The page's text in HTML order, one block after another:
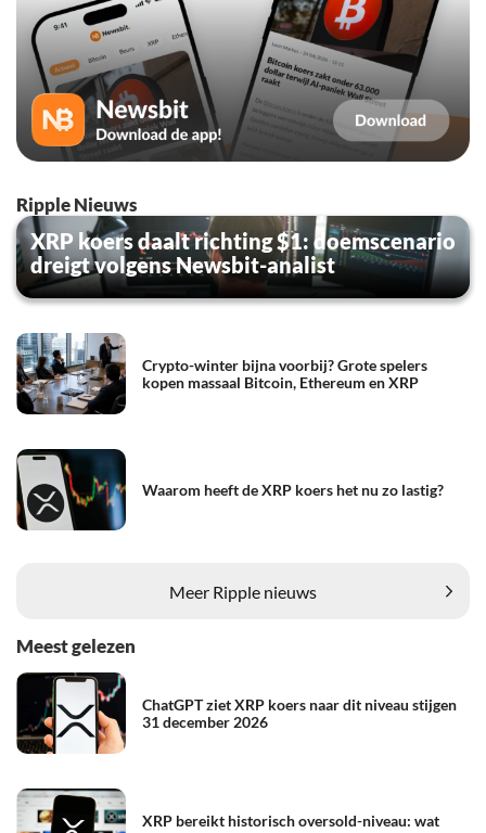
Ripple Nieuws
XRP koers daalt richting $1: doemscenario
dreigt volgens Newsbit-analist
Crypto-winter bijna voorbij? Grote spelers
kopen massaal Bitcoin, Ethereum en XRP
Waarom heeft de XRP koers het nu zo lastig?
Meer Ripple nieuws
Meest gelezen
ChatGPT ziet XRP koers naar dit niveau stijgen
31 december 2026
XRP bereikt historisch oversold-niveau: wat